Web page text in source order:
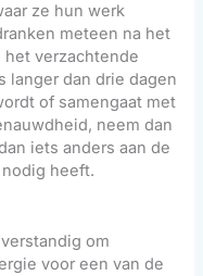
ze hun werk
meteen na het
het verzachtende
langer dan drie dagen
of samengaat met
neem dan
iets anders aan de
heeft.
om
voor een van de